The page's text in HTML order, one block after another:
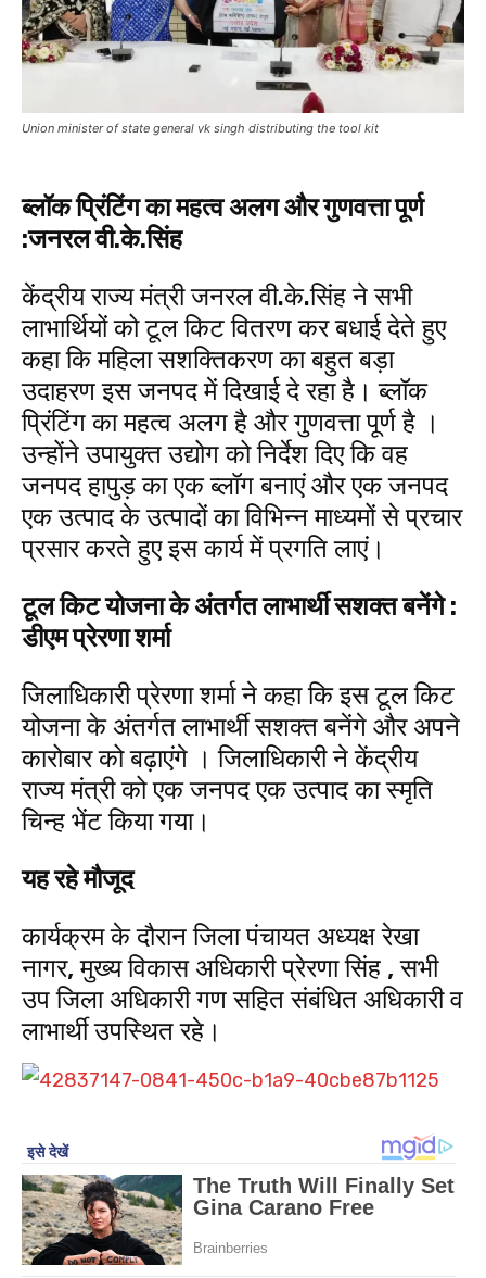
Union minister of state general vk singh distributing the tool kit
ब्लॉक प्रिंटिंग का महत्व अलग और गुणवत्ता पूर्ण
:जनरल वी.के.सिंह
केंद्रीय राज्य मंत्री जनरल वी.के.सिंह ने सभी
लाभार्थियों को टूल किट वितरण कर बधाई देते हुए
कहा कि महिला सशक्तिकरण का बहुत बड़ा
उदाहरण इस जनपद में दिखाई दे रहा है। ब्लॉक
प्रिंटिंग का महत्व अलग है और गुणवत्ता पूर्ण है ।
उन्होंने उपायुक्त उद्योग को निर्देश दिए कि वह
जनपद हापुड़ का एक ब्लॉग बनाएं और एक जनपद
एक उत्पाद के उत्पादों का विभिन्न माध्यमों से प्रचार
प्रसार करते हुए इस कार्य में प्रगति लाएं।
टूल किट योजना के अंतर्गत लाभार्थी सशक्त बनेंगे :
डीएम प्रेरणा शर्मा
जिलाधिकारी प्रेरणा शर्मा ने कहा कि इस टूल किट
योजना के अंतर्गत लाभार्थी सशक्त बनेंगे और अपने
कारोबार को बढ़ाएंगे । जिलाधिकारी ने केंद्रीय
राज्य मंत्री को एक जनपद एक उत्पाद का स्मृति
चिन्ह भेंट किया गया।
यह रहे मौजूद
कार्यक्रम के दौरान जिला पंचायत अध्यक्ष रेखा
नागर, मुख्य विकास अधिकारी प्रेरणा सिंह , सभी
उप जिला अधिकारी गण सहित संबंधित अधिकारी व
लाभार्थी उपस्थित रहे।